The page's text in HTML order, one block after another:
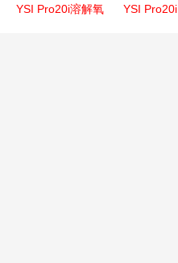
YSI Pro20i溶解氧 YSI Pro20i